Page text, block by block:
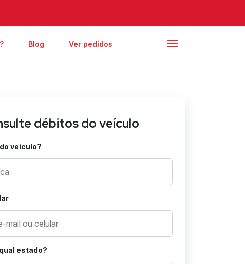
Blog Ver pedidos
débitos do veículo
veículo?
estado?